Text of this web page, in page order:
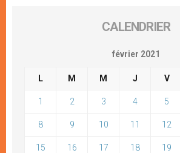
CALENDRIER
février 2021
L M M J V
1 2 3 4 5
8 9 10 11 12
15 16 17 18 19